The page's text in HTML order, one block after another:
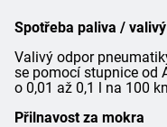
Spotřeba paliva /
Valivý odpor
se pomocí stupnice od
o 0,01 až 0,1 l na 100
Přilnavost za mokra